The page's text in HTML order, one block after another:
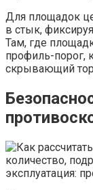
Для площадок
в стык,
Там, где
профиль-порог,
скрывающий